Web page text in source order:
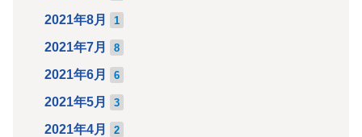
2021年8月 1
2021年7月 8
2021年6月 6
2021年5月 3
2021年4月 2